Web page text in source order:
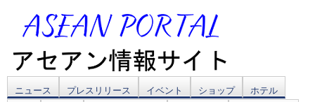
コ
ニュース プレスリリース イベント ショップ
ホテル